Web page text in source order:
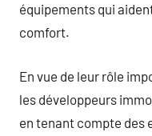
équipements qui
comfort.
En vue de leur rôle
les développeurs
en tenant compte des